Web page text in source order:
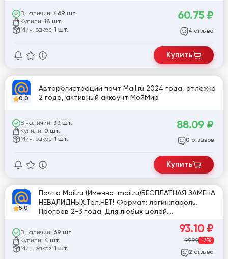
В наличии: 469 шт.
Купили: 18 шт.
Мин. заказ: 1 шт.
60.75 ₽
4 отзыва
Купить
0.0
Авторегистрации почт Mail.ru 2024 года, отлежка
2 года, активный аккаунт МойМир
В наличии: 33 шт.
Купили: 0 шт.
Мин. заказ: 1 шт.
88.09 ₽
0 отзывов
Купить
5.0
Почта Mail.ru (Именно: mail.ru)БЕСПЛАТНАЯ ЗАМЕНА
НЕВАЛИДНЫХ.Тел.НЕТ! Формат: логин:пароль.
Прогрев 2-3 года. Для любых целей.
В наличии: 69 шт.
Купили: 4 шт.
Мин. заказ: 1 шт.
93.10 ₽
99.99 -7%
2 отзыва